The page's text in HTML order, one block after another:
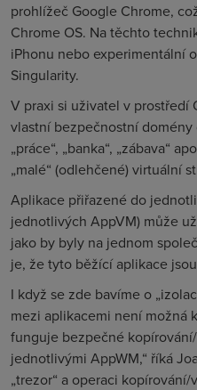
prohlížeč Google Chrome,
Chrome OS. Na těchto
iPhonu nebo experimentální
Singularity.
V praxi si uživatel v prostředí
vlastní bezpečnostní
„práce“, „banka“, „zábava“
„malé“ (odlehčené) virtuální
Aplikace přiřazené do
jednotlivých AppVM) může
jako by byly na jednom
je, že tyto běžící aplikace
I když se zde bavíme o
mezi aplikacemi není možná
funguje bezpečné
jednotlivými AppWM,“ říká
„trezor“ a operaci